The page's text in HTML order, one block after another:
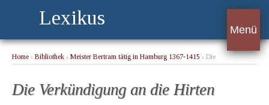
Lexikus
Menü
Home › Bibliothek › Meister Bertram tätig in Hamburg 1367-1415 › Die
Die Verkündigung an die Hirten